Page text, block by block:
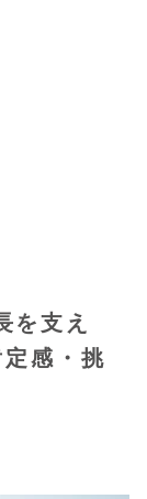
を支え
感・挑